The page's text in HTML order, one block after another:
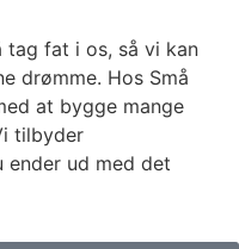
tag fat i os, så vi kan
drømme. Hos Små
at bygge mange
tilbyder
ender ud med det